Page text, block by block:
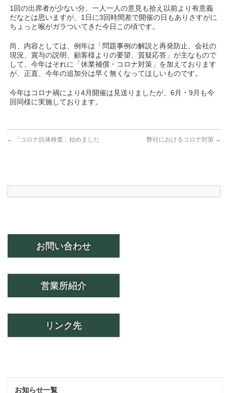
1回の出席者が少ない分、一人一人の意見も拾え以前より有意義
だなとは思いますが、1日に3回時間差で開催の日もありさすがに
ちょっと喉がガラついてきた今日この頃です。
尚、内容としては、例年は「問題事例の解説と再発防止、会社の
現況、賞与の説明、顧客様よりの要望、質疑応答」が主なもので
して、今年はそれに「休業補償・コロナ対策」を加えております
が、正直、今年の追加分は早く無くなってほしいものです。
今年はコロナ禍により4月開催は見送りましたが、6月・9月も今
回同様に実施しております。
← 「コロナ抗体検査」始めました 弊社におけるコロナ対策 →
お問い合わせ
営業所紹介
リンク先
お知らせ一覧